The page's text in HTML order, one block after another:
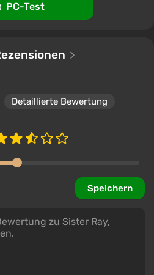
PC-Test
Detaillierte Bewertung
Speichern